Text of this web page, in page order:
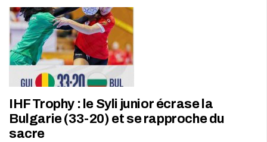
IHF Trophy : le Syli junior écrase la
Bulgarie (33-20) et se rapproche du
sacre